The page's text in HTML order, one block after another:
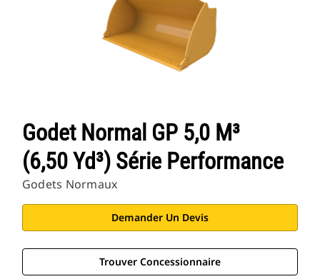
Godet Normal GP 5,0 M³
(6,50 Yd³) Série Performance
Godets Normaux
Demander Un Devis
Trouver Concessionnaire